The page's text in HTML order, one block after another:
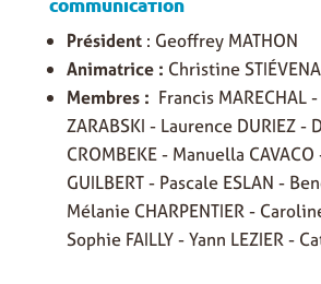
communication
Président: Geoffrey MATHON
Animatrice : Christine
Membres : Francis MARECHAL
ZARABSKI - Laurence DURIEZ -
CROMBEKE - Manuella
GUILBERT - Pascale ESLAN -
Mélanie CHARPENTIER -
Sophie FAILLY - Yann LEZIER -